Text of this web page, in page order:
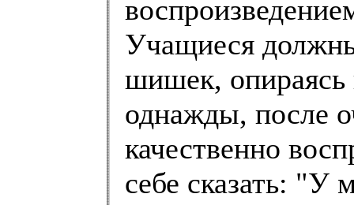
Учащиеся
шишек,
однажды, после
качественно
себе сказать: "У